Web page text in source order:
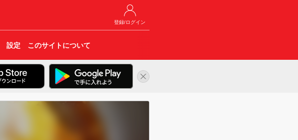
登録/ログイン
設定 このサイトについて